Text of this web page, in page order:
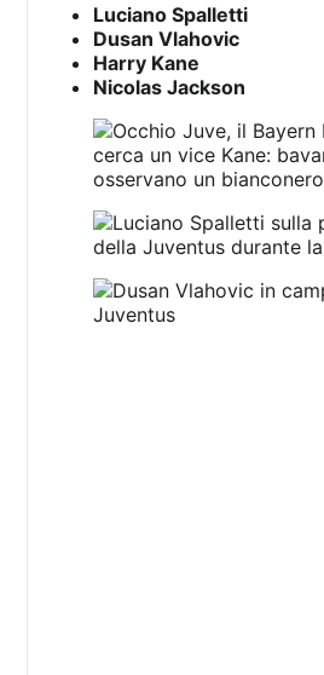
Luciano Spalletti
Dusan Vlahovic
Harry Kane
Nicolas Jackson